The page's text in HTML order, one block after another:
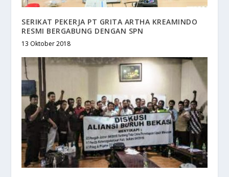
SERIKAT PEKERJA PT GRITA ARTHA KREAMINDO
RESMI BERGABUNG DENGAN SPN
13 Oktober 2018